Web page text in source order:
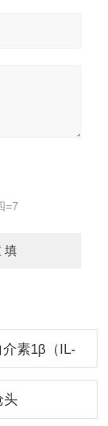
=7
素1β（IL-
头